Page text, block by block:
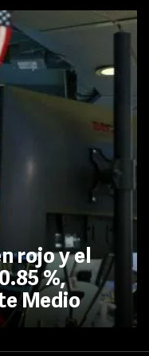
rojo y el
%,
Medio